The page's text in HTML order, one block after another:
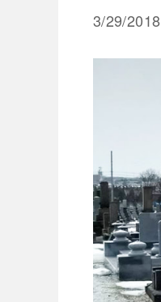
3/29/2018